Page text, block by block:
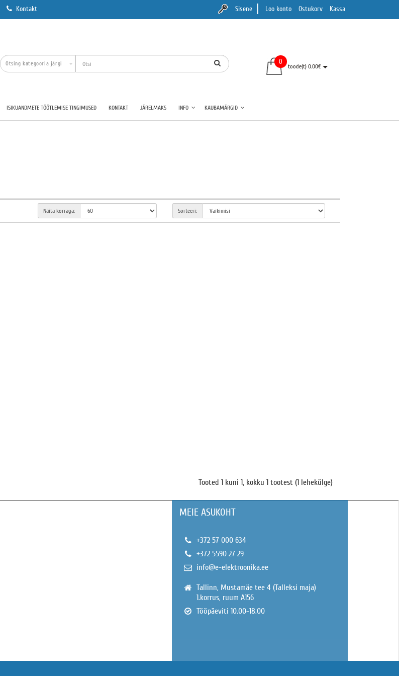
Kontakt Sisene Loo konto Ostukorv Kassa
0
toode(t) 0.00€
ISIKUANDMETE TÖÖTLEMISE TINGIMUSED KONTAKT JÄRELMAKS INFO KAUBAMÄRGID
Sorteeri:
Näita korraga:
Tooted 1 kuni 1, kokku 1 tootest (1 lehekülge)
MEIE ASUKOHT
+372 57 000 634
+372 5590 27 29
info@e-elektroonika.ee
Tallinn, Mustamäe tee 4 (Talleksi maja)
1.korrus, ruum A156
Tööpäeviti 10.00-18.00